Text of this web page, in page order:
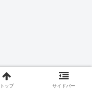
トップ サイドバー